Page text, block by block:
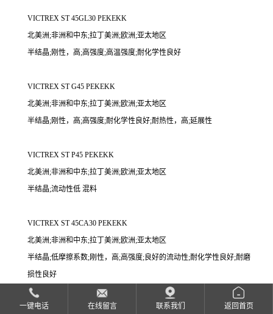
VICTREX ST 45GL30 PEKEKK
北美洲;非洲和中东;拉丁美洲;欧洲;亚太地区
半结晶;刚性，高;高强度;高温强度;耐化学性良好
VICTREX ST G45 PEKEKK
北美洲;非洲和中东;拉丁美洲;欧洲;亚太地区
半结晶;刚性，高;高强度;耐化学性良好;耐热性，高;延展性
VICTREX ST P45 PEKEKK
北美洲;非洲和中东;拉丁美洲;欧洲;亚太地区
半结晶;流动性低 混料
VICTREX ST 45CA30 PEKEKK
北美洲;非洲和中东;拉丁美洲;欧洲;亚太地区
半结晶;低摩擦系数;刚性，高;高强度;良好的流动性;耐化学性良好;耐磨
损性良好
VICTREX WG 101 PAEK
一键电话 在线留言 联系我们 返回首页